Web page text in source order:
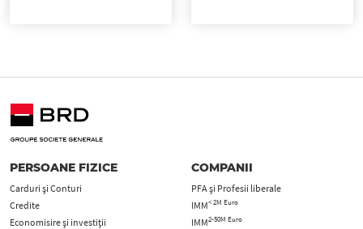
PERSOANE FIZICE
Carduri şi Conturi
Credite
Economisire și investiții
COMPANII
PFA şi Profesii liberale
IMM< 2M Euro
IMM2-50M Euro